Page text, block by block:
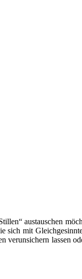
austauschen
mit
lassen